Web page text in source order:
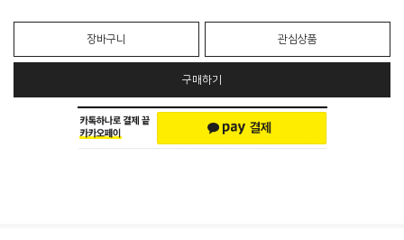
장바구니 관심상품
구매하기